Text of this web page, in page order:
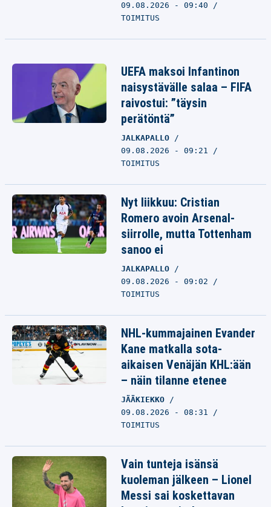
09.08.2026 - 09:40
TOIMITUS
UEFA maksoi Infantinon
naisystävälle salaa – FIFA
raivostui: ”täysin
perätöntä”
JALKAPALLO
09.08.2026 - 09:21
TOIMITUS
Nyt liikkuu: Cristian
Romero avoin Arsenal-
siirrolle, mutta Tottenham
sanoo ei
JALKAPALLO
09.08.2026 - 09:02
TOIMITUS
NHL-kummajainen Evander
Kane matkalla sota-
aikaisen Venäjän KHL:ään
– näin tilanne etenee
JÄÄKIEKKO
09.08.2026 - 08:31
TOIMITUS
Vain tunteja isänsä
kuoleman jälkeen – Lionel
Messi sai koskettavan